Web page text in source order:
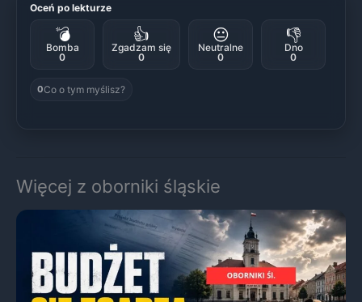
Oceń po lekturze
💣
Bomba
0
👍
Zgadzam się
0
😐
Neutralne
0
👎
Dno
0
0Co o tym myślisz?
Więcej z oborniki śląskie